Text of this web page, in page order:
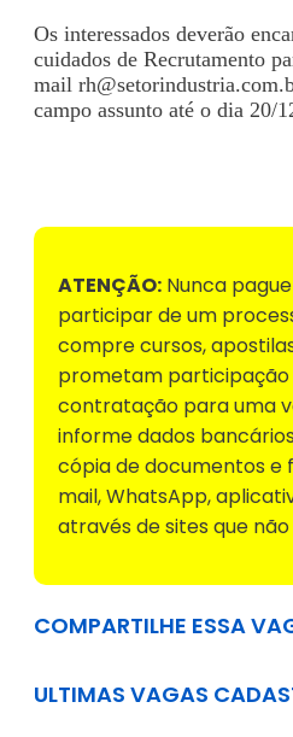
Os interessados deverão
cuidados de Recrutamento
mail
campo assunto até o dia 20/
ATENÇÃO: Nunca
participar de um
compre cursos,
prometam participação
contratação para uma
informe dados
cópia de documentos
mail, WhatsApp,
através de sites que
COMPARTILHE ESSA
ULTIMAS VAGAS